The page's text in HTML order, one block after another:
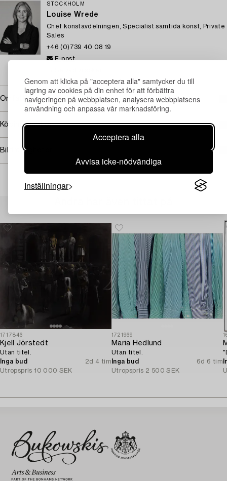
Genom att klicka på "acceptera alla" samtycker du till
lagring av cookies på din enhet för att förbättra
navigeringen på webbplatsen, analysera webbplatsens
användning och anpassa vår marknadsföring.
Acceptera alla
Avvisa icke-nödvändiga
Inställningar
STOCKHOLM
Louise Wrede
Chef konstavdelningen, Specialist samtida konst, Private
Sales
+46 (0)739 40 08 19
E-post
Omfattas av följerätt
Köpinformation
Bildrättigheter
1717846
Kjell Jörstedt
Utan titel.
Inga bud
2d 4 tim
Utropspris 10 000 SEK
1721969
Maria Hedlund
Utan titel.
Inga bud
6d 6 tim
Utropspris 2 500 SEK